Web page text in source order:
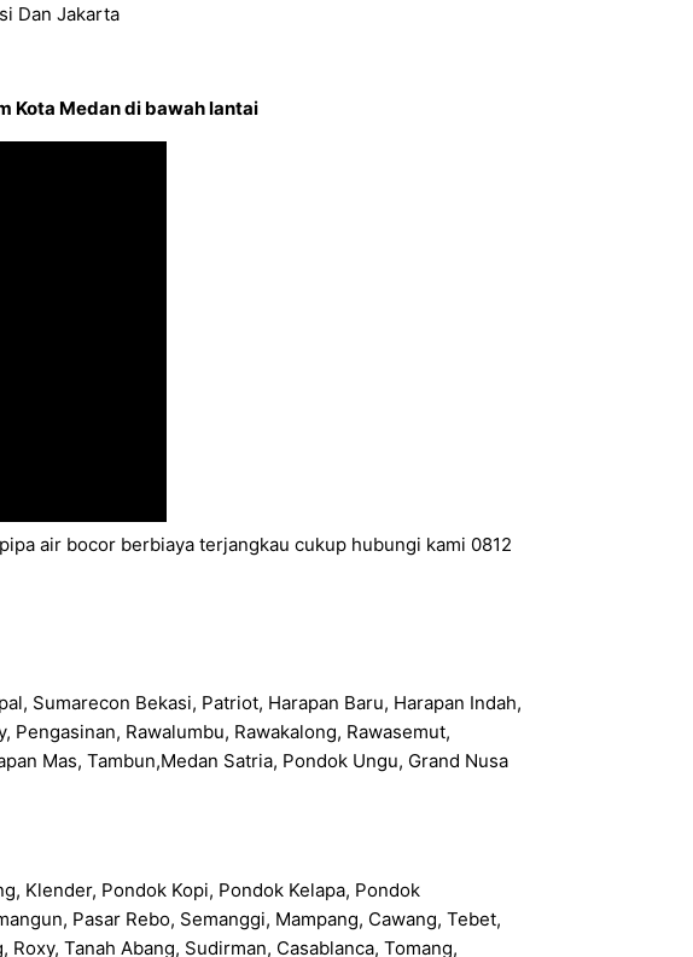
Dan Jakarta
Kota Medan di bawah lantai
air bocor berbiaya terjangkau cukup hubungi kami 0812
Sumarecon Bekasi, Patriot, Harapan Baru, Harapan Indah,
Pengasinan, Rawalumbu, Rawakalong, Rawasemut,
Mas, Tambun,Medan Satria, Pondok Ungu, Grand Nusa
Klender, Pondok Kopi, Pondok Kelapa, Pondok
Pasar Rebo, Semanggi, Mampang, Cawang, Tebet,
Tanah Abang, Sudirman, Casablanca, Tomang,